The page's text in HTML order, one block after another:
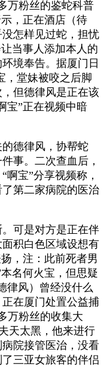
万粉丝的鉴蛇科普
，正在酒店（待
怎样见过蛇，担忧
当事人添加本人的
境奉告。据厦门日
，堂妹被咬之后脚
，但德律风是正在该
宝”正在视频中暗
德律风，协帮蛇
事。二次查血后，
啊宝”分享视频称，
第二家病院的医治
可是对方是正在伴
积白色区域设想有
，注：此前死者男
名何火宝，但思疑
律风）曾经没什么
在厦门处置公益捕
万粉丝的收集大
天太黑，他来进行
院接管医治，没看
三亚女旅客的伴侣